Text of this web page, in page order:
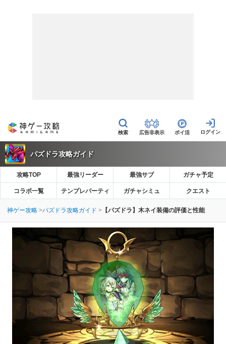
広告非表示 ポイ活
パズドラ攻略ガイド
攻略TOP 最強リーダー 最強サブ ガチャ予定
コラボ一覧 テンプレパーティ ガチャシミュ クエスト
神ゲー攻略 パズドラ攻略ガイド 【パズドラ】木ネイ装備の評価と性能